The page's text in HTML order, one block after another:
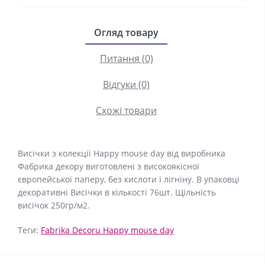
Огляд товару
Питання (0)
Відгуки (0)
Схожі товари
Висічки з колекції Happy mouse day від виробника
Фабрика декору виготовлені з високоякісної
європейської паперу, без кислоти і лігніну. В упаковці
декоративні Висічки в кількості 76шт. Щільність
висічок 250гр/м2.
Теги: Fabrika Decoru Happy mouse day